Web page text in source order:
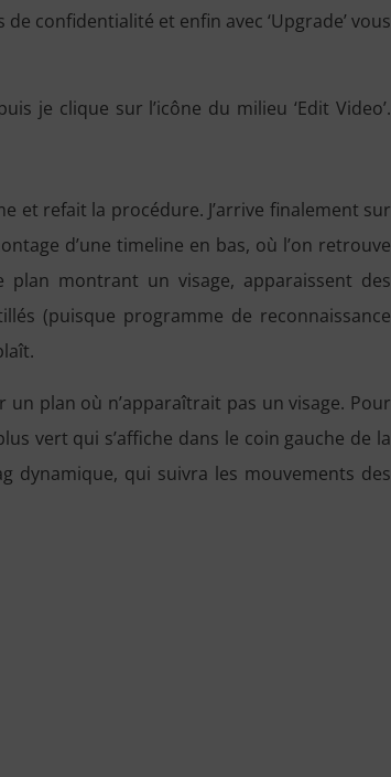
confidentialité et enfin avec ‘Upgrade’ vous
je clique sur l’icône du milieu ‘Edit Video’.
et refait la procédure. J’arrive finalement sur
d’une timeline en bas, où l’on retrouve
plan montrant un visage, apparaissent des
(puisque programme de reconnaissance
plan où n’apparaîtrait pas un visage. Pour
vert qui s’affiche dans le coin gauche de la
dynamique, qui suivra les mouvements des